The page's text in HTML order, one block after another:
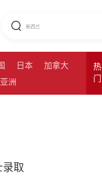
日本
加拿大
亚洲
热
门
取